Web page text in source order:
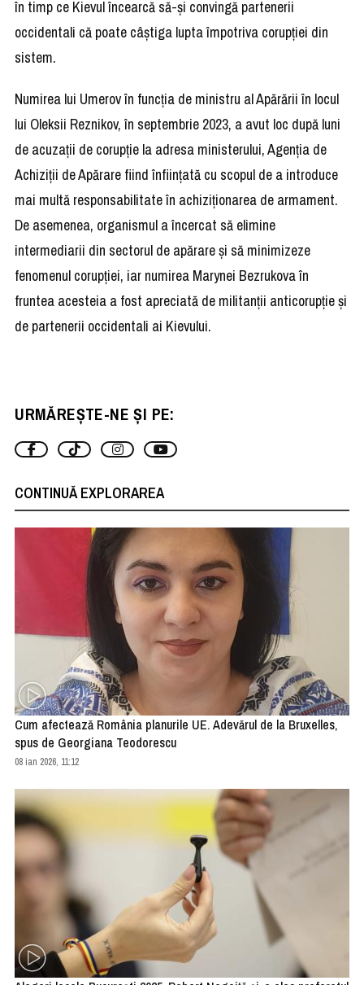
în timp ce Kievul încearcă să-și convingă partenerii
occidentali că poate câștiga lupta împotriva corupției din
sistem.
Numirea lui Umerov în funcția de ministru al Apărării în locul
lui Oleksii Reznikov, în septembrie 2023, a avut loc după luni
de acuzații de corupție la adresa ministerului, Agenția de
Achiziții de Apărare fiind înființată cu scopul de a introduce
mai multă responsabilitate în achiziționarea de armament.
De asemenea, organismul a încercat să elimine
intermediarii din sectorul de apărare și să minimizeze
fenomenul corupției, iar numirea Marynei Bezrukova în
fruntea acesteia a fost apreciată de militanții anticorupție și
de partenerii occidentali ai Kievului.
URMĂREȘTE-NE ȘI PE:
CONTINUĂ EXPLORAREA
Cum afectează România planurile UE. Adevărul de la Bruxelles,
spus de Georgiana Teodorescu
08 ian 2026, 11:12